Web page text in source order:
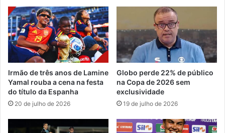
Irmão de três anos de Lamine
Yamal rouba a cena na festa
do título da Espanha
20 de julho de 2026
Globo perde 22% de público
na Copa de 2026 sem
exclusividade
19 de julho de 2026